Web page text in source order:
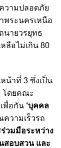
วามปลอดภัย
พระนครเหนือ
นายวรยุทธ
ลือไม่เกิน 80
น้าที่ 3 ซึ่งเป็น
โดยคณะ
พื่อกัน ‘บุคคล
ความเร็วรถ
ร่วมมือระหว่าง
สอบสวน และ